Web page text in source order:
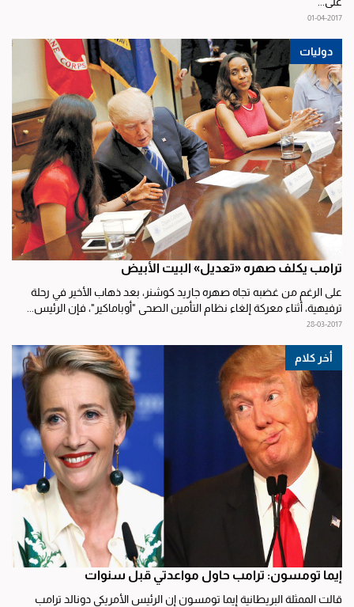
01-04-2017
دوليات
ترامب يكلف صهره «تعديل» البيت الأبيض
على الرغم من غضبه تجاه صهره جاريد كوشنر، بعد ذهاب الأخير في رحلة
ترفيهية، أثناء معركة إلغاء نظام التأمين الصحي "أوباماكير"، فإن الرئيس...
28-03-2017
أخر كلام
إيما تومسون: ترامب حاول مواعدتي قبل سنوات
قالت الممثلة البريطانية إيما تومسون إن الرئيس الأمريكي دونالد ترامب